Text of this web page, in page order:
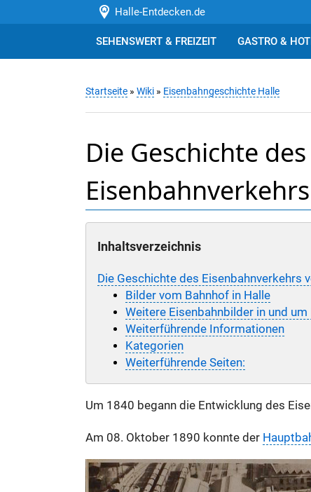
Halle-Entdecken.de
SEHENSWERT & FREIZEIT GASTRO &
Startseite » Wiki » Eisenbahngeschichte Halle
Die Geschichte des
Inhaltsverzeichnis
Die Geschichte des Eisenbahnverkehrs
Bilder vom Bahnhof in Halle
Weitere Eisenbahnbilder in und um
Weiterführende Informationen
Kategorien
Weiterführende Seiten:
Um 1840 begann die Entwicklung des
Am 08. Oktober 1890 konnte der